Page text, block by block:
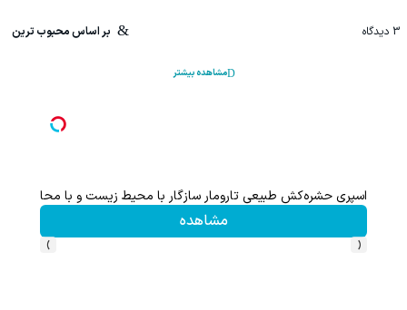
3 دیدگاه بر اساس محبوب ترین
مشاهده بیشتر
اسپری حشره‌کش طبیعی تارومار سازگار با محیط زیست و با محافظت
مشاهده
‹
›